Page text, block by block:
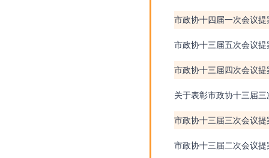
市政协十四届一次会议
市政协十三届五次会议
市政协十三届四次会议
关于表彰市政协十三届
市政协十三届三次会议
市政协十三届二次会议